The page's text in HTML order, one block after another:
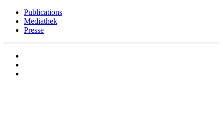
Publications
Mediathek
Presse